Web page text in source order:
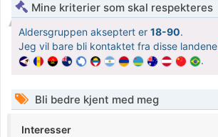
Mine kriterier som skal respekteres
Aldersgruppen akseptert er 18-90.
Jeg vil bare bli kontaktet fra disse landene
.
Bli bedre kjent med meg
Interesser